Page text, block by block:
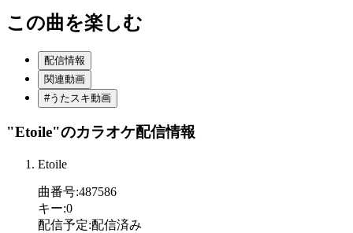
この曲を楽しむ
配信情報
関連動画
#うたスキ動画
"Etoile"のカラオケ配信情報
Etoile
曲番号:487586
キー:0
配信予定:配信済み